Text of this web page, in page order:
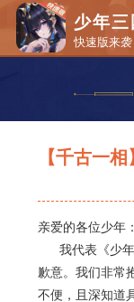
少年
快速版来袭
【千古一
亲爱的各位少年：
我代表《少年
歉意。我们非常
不便，且深知道